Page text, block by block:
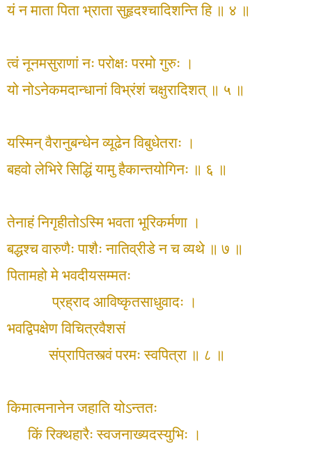
यं न माता पिता भ्राता सुहृदश्चादिशन्ति हि ॥ ४ ॥
त्वं नूनमसुराणां नः परोक्षः परमो गुरुः ।
यो नोऽनेकमदान्धानां विभ्रंशं चक्षुरादिशत् ॥ ५ ॥
यस्मिन् वैरानुबन्धेन व्यूढेन विबुधेतराः ।
बहवो लेभिरे सिद्धिं यामु हैकान्तयोगिनः ॥ ६ ॥
तेनाहं निगृहीतोऽस्मि भवता भूरिकर्मणा ।
बद्धश्च वारुणैः पाशैः नातिव्रीडे न च व्यथे ॥ ७ ॥
पितामहो मे भवदीयसम्मतः
प्रह्राद आविष्कृतसाधुवादः ।
भवद्विपक्षेण विचित्रवैशसं
संप्रापितस्त्वं परमः स्वपित्रा ॥ ८ ॥
किमात्मनानेन जहाति योऽन्ततः
किं रिक्थहारैः स्वजनाख्यदस्युभिः ।